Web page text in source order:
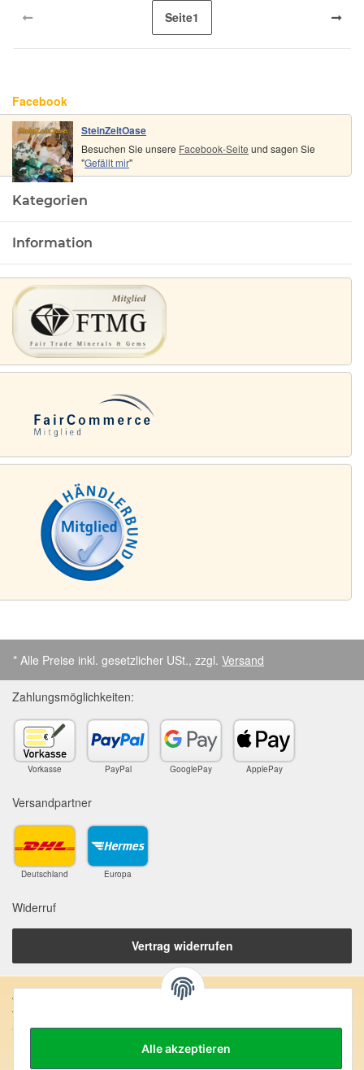
Alle akzeptieren
Seite1
Facebook
SteinZeitOase
Besuchen Sie unsere Facebook-Seite und sagen Sie
"Gefällt mir"
Kategorien
Information
* Alle Preise inkl. gesetzlicher USt., zzgl. Versand
Zahlungsmöglichkeiten:
Vorkasse PayPal GooglePay ApplePay
Versandpartner
Deutschland Europa
Widerruf
Vertrag widerrufen
Anschrift:
SteinZeitOase